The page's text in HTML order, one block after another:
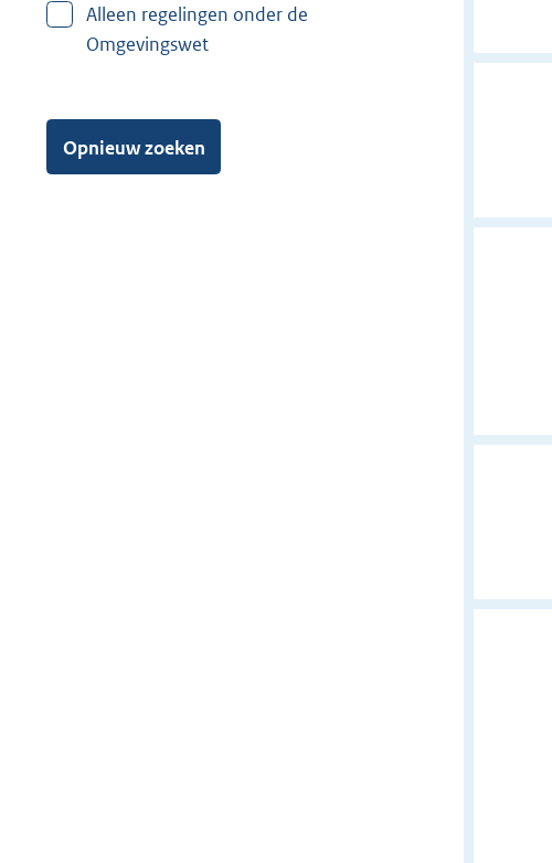
Alleen regelingen onder de
Omgevingswet
Opnieuw zoeken